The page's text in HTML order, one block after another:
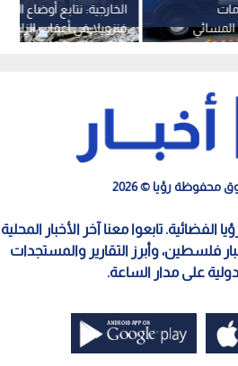
الخارجية: نتابع أوضاع
فنزويلا في أعقاب
ضربا البلاد
محفوظة رؤيا © 2026
الفضائية. تابعوا معنا آخر الأخبار المحلية
فلسطين، وأبرز التقارير والمستجدات
على مدار الساعة.